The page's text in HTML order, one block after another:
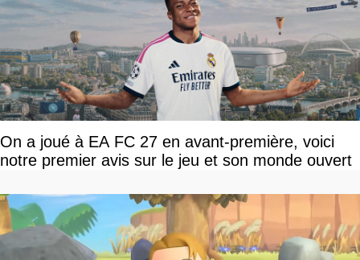
On a joué à EA FC 27 en avant-première, voici
notre premier avis sur le jeu et son monde ouvert